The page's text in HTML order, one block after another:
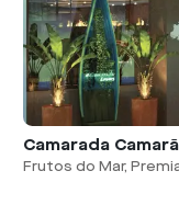
Camarada
Frutos do Mar,